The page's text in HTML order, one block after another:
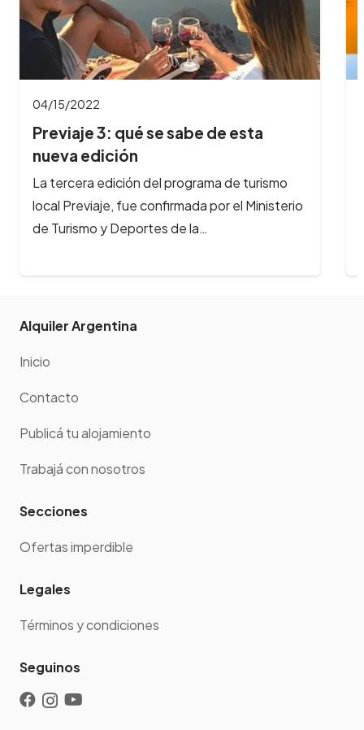
2022
3: qué se sabe de esta
edición
edición del programa de turismo
Previaje, fue confirmada por el Ministerio
y Deportes de la…
Alquiler Argentina
Inicio
Contacto
Publicá tu alojamiento
Trabajá con nosotros
Secciones
Ofertas imperdible
Legales
Términos y condiciones
Seguinos